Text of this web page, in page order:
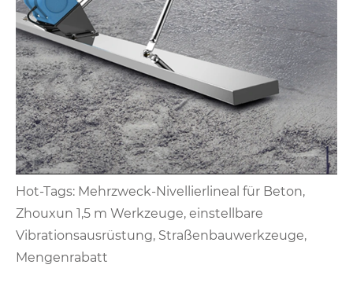
Hot-Tags: Mehrzweck-Nivellierlineal für Beton,
Zhouxun 1,5 m Werkzeuge, einstellbare
Vibrationsausrüstung, Straßenbauwerkzeuge,
Mengenrabatt